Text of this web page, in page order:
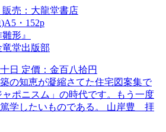
売：大龍堂書店
・152p
形』
堂出版部
日 定價：金百八拾円
の知恵が凝縮さてた住宅図案集で
ポニスム」の時代です。もう一度
学したいものである。 山岸豊 拝